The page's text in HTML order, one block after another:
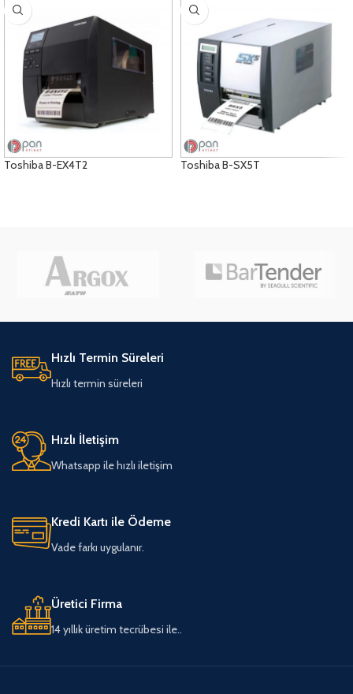
Toshiba B-EX4T2 Toshiba B-SX5T
Hızlı Termin Süreleri
Hızlı termin süreleri
Hızlı İletişim
Whatsapp ile hızlı iletişim
Kredi Kartı ile Ödeme
Vade farkı uygulanır.
Üretici Firma
14 yıllık üretim tecrübesi ile..